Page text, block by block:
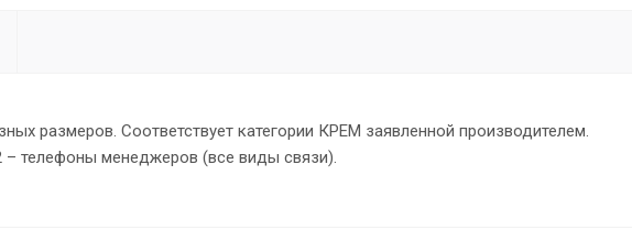
размеров. Соответствует категории КРЕМ заявленной производителем.
– телефоны менеджеров (все виды связи).